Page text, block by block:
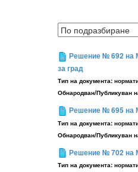
Решение № 692 на
за град
Тип на документа:
Обнародван/Публикуван
Решение № 695 на
Тип на документа:
Обнародван/Публикуван
Решение № 702 на
Тип на документа: